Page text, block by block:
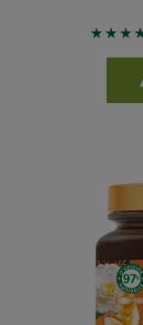
4 sur